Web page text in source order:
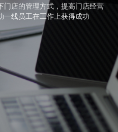
门店的管理方式，提高门店经营
一线员工在工作上获得成功